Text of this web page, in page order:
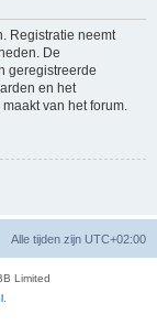
Registratie neemt
De
geregistreerde
en het
van het forum.
Alle tijden zijn UTC+02:00
Limited